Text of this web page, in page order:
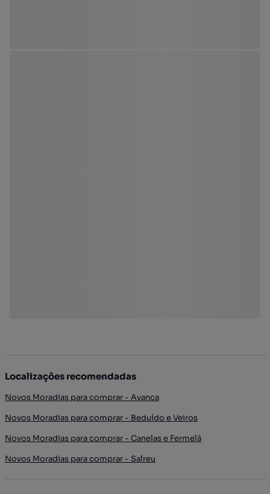
Localizações recomendadas
Novos Moradias para comprar - Avanca
Novos Moradias para comprar - Beduído e Veiros
Novos Moradias para comprar - Canelas e Fermelã
Novos Moradias para comprar - Salreu